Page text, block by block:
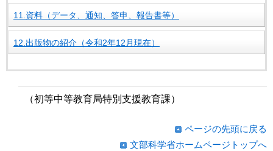
11.資料（データ、通知、答申、報告書等）
12.出版物の紹介（令和2年12月現在）
（初等中等教育局特別支援教育課）
ページの先頭に戻る
文部科学省ホームページトップへ